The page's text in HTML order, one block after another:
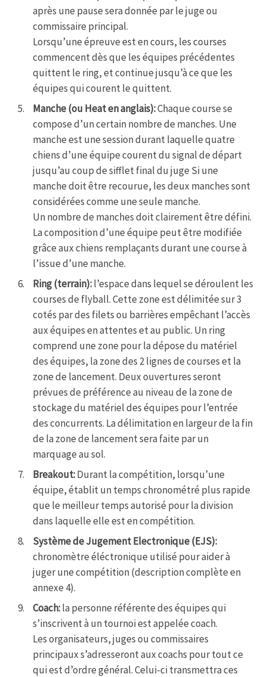
après une pause sera donnée par le juge ou
commissaire principal.
Lorsqu’une épreuve est en cours, les courses
commencent dès que les équipes précédentes
quittent le ring, et continue jusqu’à ce que les
équipes qui courent le quittent.
Manche (ou Heat en anglais):Chaque course se
compose d’un certain nombre de manches. Une
manche est une session durant laquelle quatre
chiens d’une équipe courent du signal de départ
jusqu’au coup de sifflet final du juge Si une
manche doit être recourue, les deux manches sont
considérées comme une seule manche.
Un nombre de manches doit clairement être défini.
La composition d’une équipe peut être modifiée
grâce aux chiens remplaçants durant une course à
l’issue d’une manche.
Ring (terrain):l’espace dans lequel se déroulent les
courses de flyball. Cette zone est délimitée sur 3
cotés par des filets ou barrières empêchant l’accès
aux équipes en attentes et au public. Un ring
comprend une zone pour la dépose du matériel
des équipes, la zone des 2 lignes de courses et la
zone de lancement. Deux ouvertures seront
prévues de préférence au niveau de la zone de
stockage du matériel des équipes pour l’entrée
des concurrents. La délimitation en largeur de la fin
de la zone de lancement sera faite par un
marquage au sol.
Breakout:Durant la compétition, lorsqu’une
équipe, établit un temps chronométré plus rapide
que le meilleur temps autorisé pour la division
dans laquelle elle est en compétition.
Système de Jugement Electronique (EJS):
chronomètre éléctronique utilisé pour aider à
juger une compétition (description complète en
annexe 4).
Coach:la personne référente des équipes qui
s’inscrivent à un tournoi est appelée coach.
Les organisateurs, juges ou commissaires
principaux s’adresseront aux coachs pour tout ce
qui est d’ordre général. Celui-ci transmettra ces